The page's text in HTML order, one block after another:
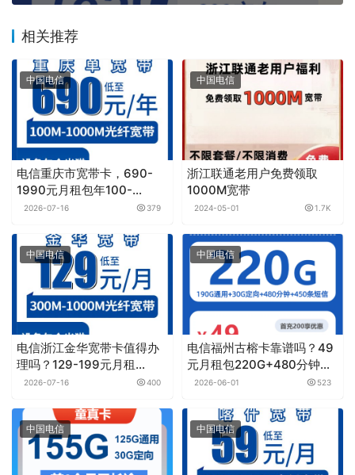
相关推荐
中国电信
电信重庆市宽带卡，690-
1990元月租包年100-
1000M单宽带套餐
2026-07-16 379
中国电信
浙江联通老用户免费领取
1000M宽带
2024-05-01 1.7K
中国电信
电信浙江金华宽带卡值得办
理吗？129-199元月租
300M-1000M30-
宽带套餐
2026-07-16 400
中国电信
电信福州古榕卡靠谱吗？49
元月租包220G+480分钟实
测分享
2026-06-01 523
中国电信 中国电信